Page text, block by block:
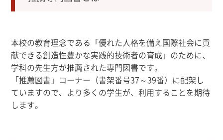
本校の教育理念である「優れた人格を備え国際社会に貢
献できる創造性豊かな実践的技術者の育成」のために、
学科の先生方が推薦された専門図書です。
「推薦図書」コーナー（書架番号37～39番）に配架し
ていますので、より多くの学生が、利用することを期待
します。